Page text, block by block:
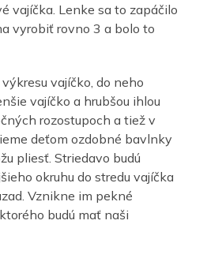
vajíčka. Lenke sa to zapáčilo
vyrobiť rovno 3 a bolo to
vajíčko, do neho
vajíčko a hrubšou ihlou
rozostupoch a tiež v
deťom ozdobné bavlnky
pliesť. Striedavo budú
okruhu do stredu vajíčka
Vznikne im pekné
budú mať naši